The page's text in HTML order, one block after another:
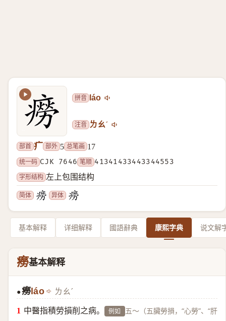
拼音 láo
注音 ㄌㄠˊ
部首 疒 部外 5 总笔画 17
统一码 CJK 7646 笔顺 41341433443344553
字形结构 左上包围结构
简体 异体
基本解释 详细解释 國語辭典 康熙字典 说文解
癆基本解释
●癆 láo ㄌㄠˊ
中醫指積勞損削之病。 例如 五～（五臟勞損，“心勞”、“肝